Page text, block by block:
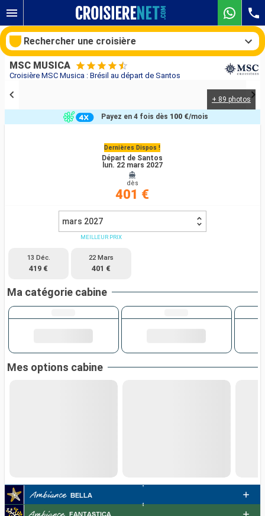
Croisière MSC Musica : Brésil au départ de Santos
MSC MUSICA
+ 89 photos
Dernières Dispos !
Départ de Santos
lun. 22 mars 2027
dès
401 €
Payez en 4 fois dès 100 €/mois
mars 2027
13 Déc.
419 €
MEILLEUR PRIX
22 Mars
401 €
Ma catégorie cabine
Mes options cabine
Rechercher une croisière
Compagnies
Rechercher